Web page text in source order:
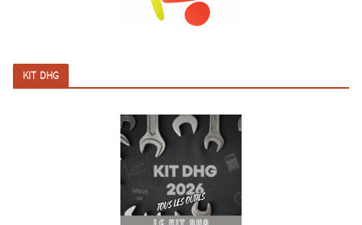
KIT DHG